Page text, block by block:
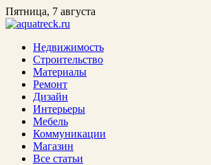
Пятница, 7 августа
Недвижимость
Строительство
Материалы
Ремонт
Дизайн
Интерьеры
Мебель
Коммуникации
Магазин
Все статьи